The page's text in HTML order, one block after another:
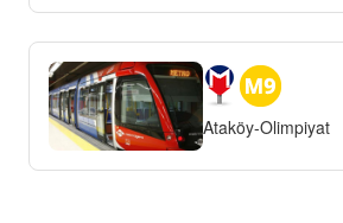
Ataköy-Olimpiyat